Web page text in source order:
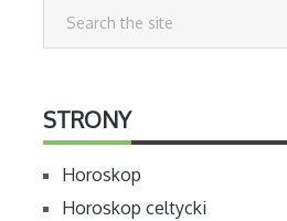
STRONY
Horoskop
Horoskop celtycki